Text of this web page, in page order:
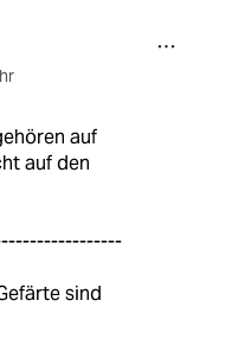
auf
auf den
sind